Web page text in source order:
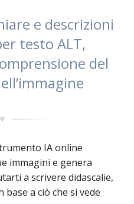
e descrizioni
testo ALT,
del
✧
IA online
immagini e genera
a scrivere didascalie,
a ciò che si vede